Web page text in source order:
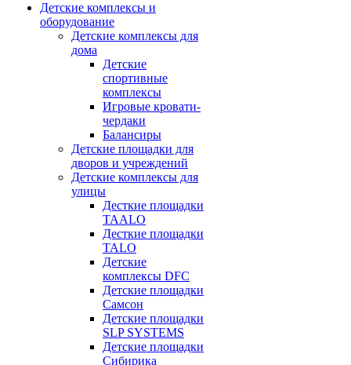
Детские комплексы и
оборудование
Детские комплексы для
дома
Детские
спортивные
комплексы
Игровые кровати-
чердаки
Балансиры
Детские площадки для
дворов и учреждений
Детские комплексы для
улицы
Десткие площадки
TAALO
Десткие площадки
TALO
Детские
комплексы DFC
Детские площадки
Самсон
Детские площадки
SLP SYSTEMS
Детские площадки
Сибирика